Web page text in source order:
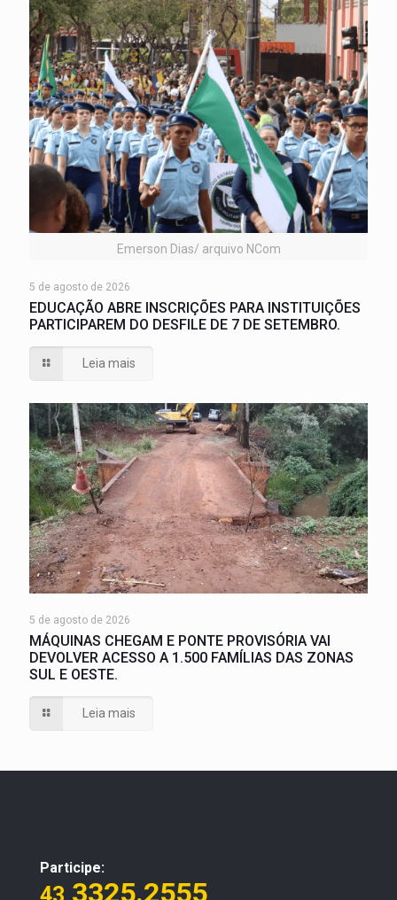
Emerson Dias/ arquivo NCom
5 de agosto de 2026
EDUCAÇÃO ABRE INSCRIÇÕES PARA INSTITUIÇÕES
PARTICIPAREM DO DESFILE DE 7 DE SETEMBRO.
Leia mais
5 de agosto de 2026
MÁQUINAS CHEGAM E PONTE PROVISÓRIA VAI
DEVOLVER ACESSO A 1.500 FAMÍLIAS DAS ZONAS
SUL E OESTE.
Leia mais
Participe:
43 3325.2555